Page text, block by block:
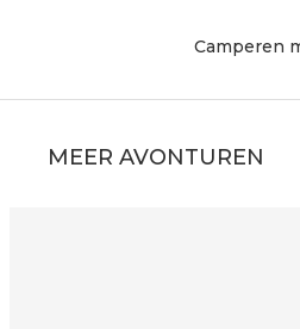
Camperen
MEER AVONTUREN